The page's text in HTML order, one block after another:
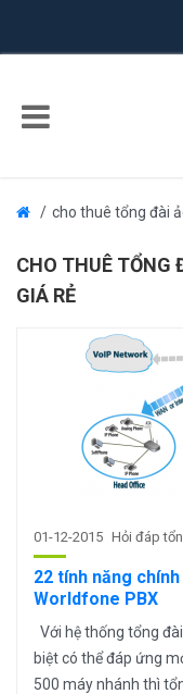
cho thuê tổng đài
CHO THUÊ TỔNG
GIÁ RẺ
01-12-2015 Hỏi đáp
22 tính năng
Worldfone PBX
Với hệ thống tổng
biệt có thể đáp ứng
500 máy nhánh thì